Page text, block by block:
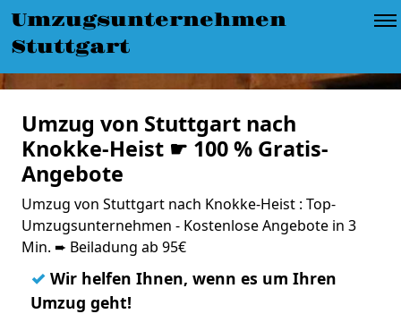
Umzugsunternehmen
Stuttgart
Umzug von Stuttgart nach
Knokke-Heist ☛ 100 % Gratis-
Angebote
Umzug von Stuttgart nach Knokke-Heist : Top-
Umzugsunternehmen - Kostenlose Angebote in 3
Min. ➨ Beiladung ab 95€
✓ Wir helfen Ihnen, wenn es um Ihren
Umzug geht!